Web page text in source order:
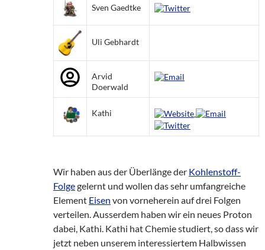
Sven Gaedtke
Uli Gebhardt
Arvid
Doerwald
Kathi
Wir haben aus der Überlänge der Kohlenstoff-
Folgegelernt und wollen das sehr umfangreiche
Element Eisen von vorneherein auf drei Folgen
verteilen. Ausserdem haben wir ein neues Proton
dabei, Kathi. Kathi hat Chemie studiert, so dass wir
jetzt neben unserem interessiertem Halbwissen